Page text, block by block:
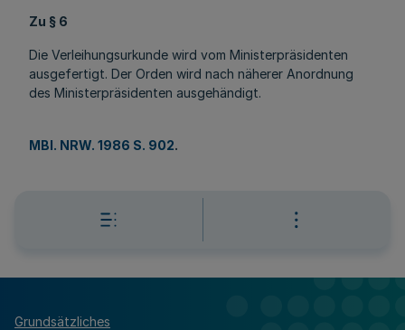
Zu § 6
Die Verleihungsurkunde wird vom Ministerpräsidenten
ausgefertigt. Der Orden wird nach näherer Anordnung
des Ministerpräsidenten ausgehändigt.
MBl. NRW. 1986 S. 902.
Grundsätzliches